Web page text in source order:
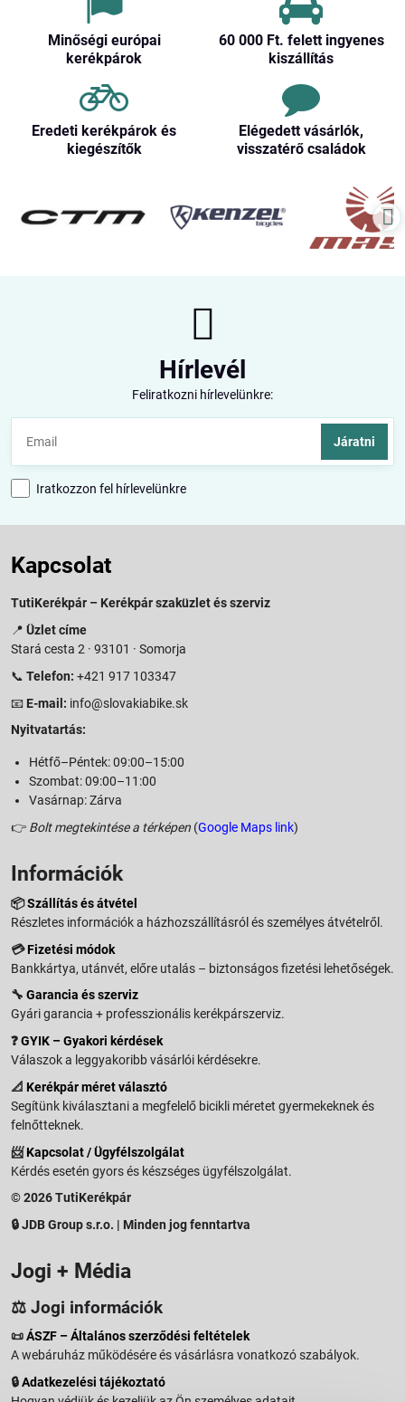
Minőségi európai
kerékpárok
60 000 Ft​. felett ingyenes
kiszállítás
Eredeti kerékpárok és
kiegészítők
Elégedett vásárlók,
visszatérő családok
Hírlevél
Feliratkozni hírlevelünkre:
Járatni
Iratkozzon fel hírlevelünkre
Kapcsolat
TutiKerékpár – Kerékpár szaküzlet és szerviz
📍 Üzlet címe
Stará cesta 2 · 93101 · Somorja
📞 Telefon: +421 917 103347
📧 E-mail: info@slovakiabike.sk
Nyitvatartás:
Hétfő–Péntek: 09:00–15:00
Szombat: 09:00–11:00
Vasárnap: Zárva
👉 Bolt megtekintése a térképen (Google Maps link)
Információk
📦Szállítás és átvétel
Részletes információk a házhozszállításról és személyes átvételről.
💳Fizetési módok
Bankkártya, utánvét, előre utalás – biztonságos fizetési lehetőségek.
🔧 Garancia és szerviz
Gyári garancia + professzionális kerékpárszerviz.
❓GYIK – Gyakori kérdések
Válaszok a leggyakoribb vásárlói kérdésekre.
📐 Kerékpár méret választó
Segítünk kiválasztani a megfelelő bicikli méretet gyermekeknek és
felnőtteknek.
📨Kapcsolat / Ügyfélszolgálat
Kérdés esetén gyors és készséges ügyfélszolgálat.
© 2026 TutiKerékpár
🔒 JDB Group s.r.o. | Minden jog fenntartva
Jogi + Média
⚖️ Jogi információk
📜ÁSZF – Általános szerződési feltételek
A webáruház működésére és vásárlásra vonatkozó szabályok.
🔒Adatkezelési tájékoztató